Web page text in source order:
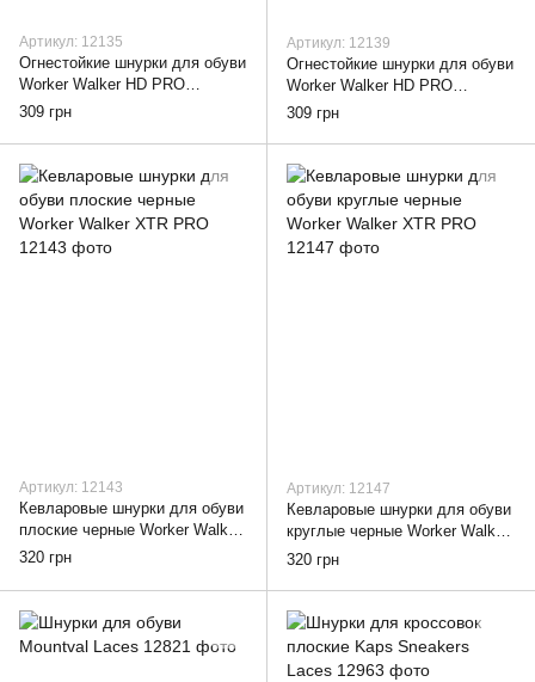
Артикул: 12135
Огнестойкие шнурки для обуви
Worker Walker HD PRO
плоские, 90
309 грн
Артикул: 12139
Огнестойкие шнурки для обуви
Worker Walker HD PRO
круглые, 90
309 грн
Артикул: 12143
Кевларовые шнурки для обуви
плоские черные Worker Walker
XTR PRO, 90
320 грн
Артикул: 12147
Кевларовые шнурки для обуви
круглые черные Worker Walker
XTR PRO, 90
320 грн